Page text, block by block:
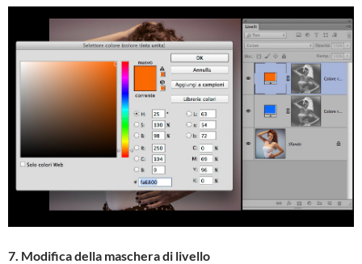
7. Modifica della maschera di livello